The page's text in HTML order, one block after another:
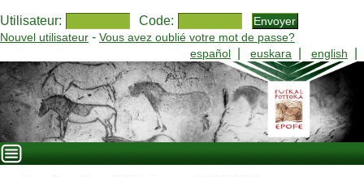
Utilisateur: Code:
Nouvel utilisateur - Vous avez oublié votre mot de passe?
español
euskara english